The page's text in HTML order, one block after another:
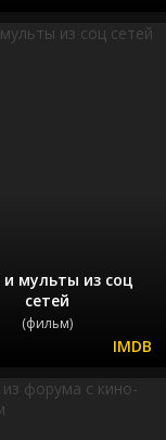
и мульты из соц
сетей
(фильм)